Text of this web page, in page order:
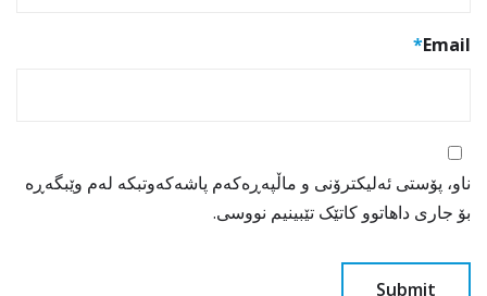
Email
*
ناو، پۆستی ئەلیکترۆنی و ماڵپەڕەکەم پاشەکەوتبکە لەم وێبگەڕە
بۆ جاری داهاتوو کاتێک تێبینیم نووسی.